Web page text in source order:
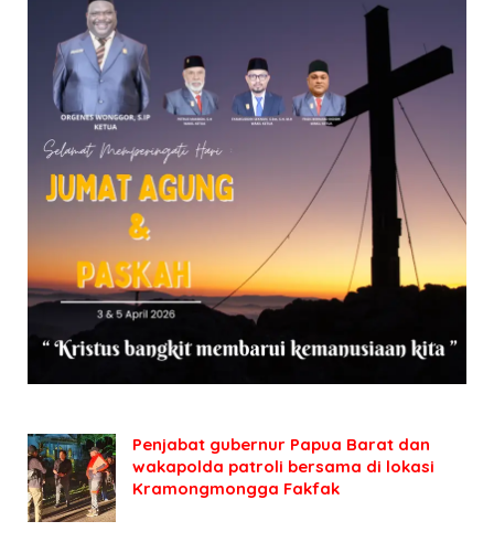
Penjabat gubernur Papua Barat dan
wakapolda patroli bersama di lokasi
Kramongmongga Fakfak